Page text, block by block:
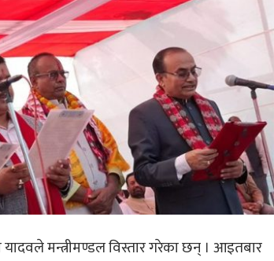
मन्त्रीमण्डल विस्तार गरेका छन् । आइतबार